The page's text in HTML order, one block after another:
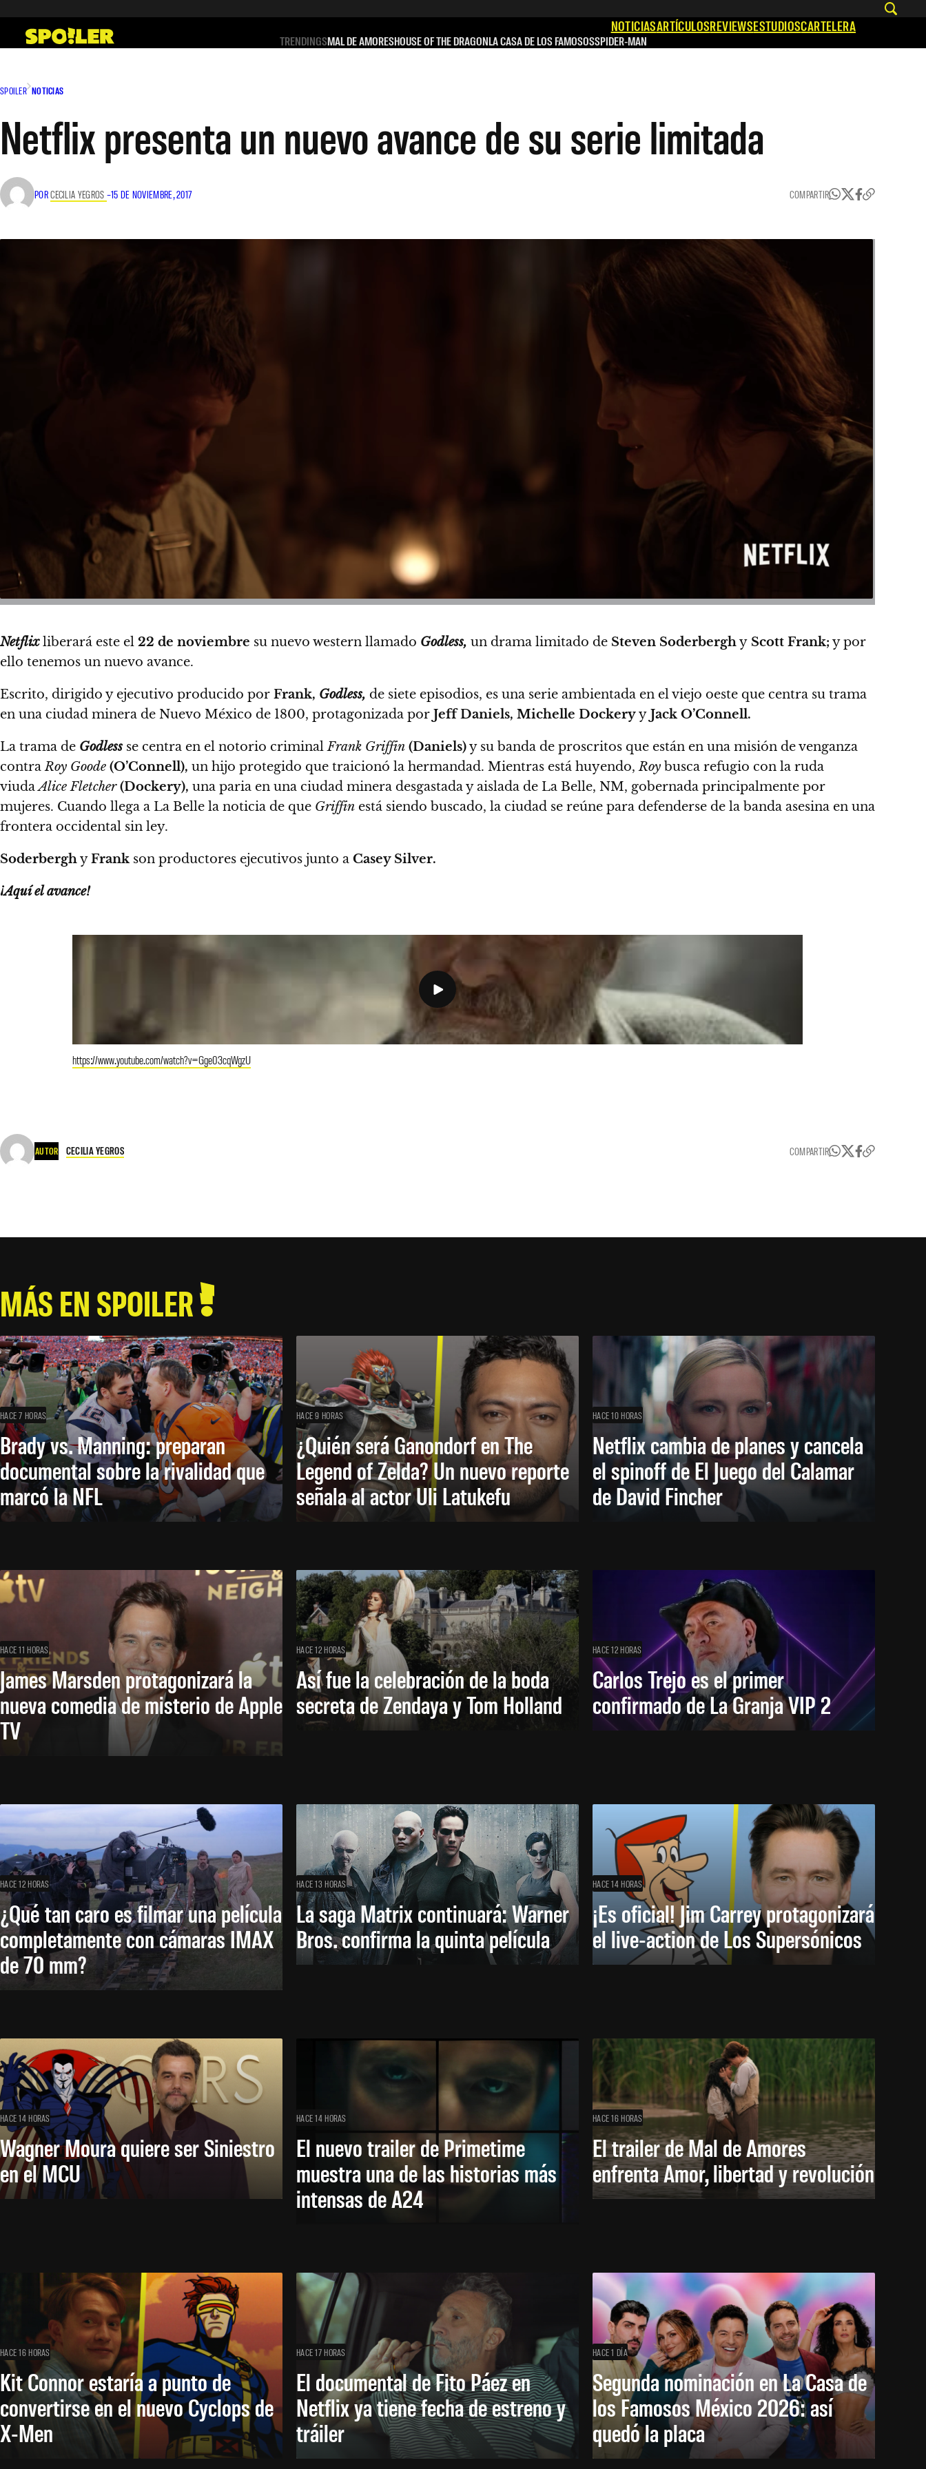
contenido
NOTICIASARTÍCULOSREVIEWSESTUDIOSCARTELERA
TRENDINGSMAL DE AMORESHOUSE OF THE DRAGONLA CASA DE LOS FAMOSOSSPIDER-MAN
SPOILER NOTICIAS
Netflix presenta un nuevo avance de su serie limitada
PORCECILIA YEGROS –15 DE NOVIEMBRE, 2017 COMPARTIR
Netflixliberará este el 22 de noviembre su nuevo western llamado Godless, un drama limitado de Steven Soderberghy Scott Frank; y por
ello tenemos un nuevo avance.
Escrito, dirigido y ejecutivo producido por Frank, Godless, de siete episodios, es una serie ambientada en el viejo oeste que centra su trama
en una ciudad minera de Nuevo México de 1800, protagonizada por Jeff Daniels, Michelle Dockeryy Jack O’Connell.
La trama de Godless se centra en el notorio criminalFrank Griffin (Daniels)y su banda de proscritos que están en una misión de venganza
contraRoy Goode (O’Connell), un hijo protegido que traicionó la hermandad. Mientras está huyendo,Roy busca refugio con la ruda
viudaAlice Fletcher (Dockery), una paria en una ciudad minera desgastada y aislada de La Belle, NM, gobernada principalmente por
mujeres. Cuando llega a La Belle la noticia de que Griffin está siendo buscado, la ciudad se reúne para defenderse de la banda asesina en una
frontera occidental sin ley.
SoderberghyFrank son productores ejecutivos junto a Casey Silver.
¡Aquí el avance!
https://www.youtube.com/watch?v=Gge03cqWgzU
AUTOR CECILIA YEGROS COMPARTIR
MÁS EN SPOILER
HACE 7 HORAS
Brady vs. Manning: preparan
documental sobre la rivalidad que
marcó la NFL
HACE 9 HORAS
¿Quién será Ganondorf en The
Legend of Zelda? Un nuevo reporte
señala al actor Uli Latukefu
HACE 10 HORAS
Netflix cambia de planes y cancela
el spinoff de El Juego del Calamar
de David Fincher
HACE 11 HORAS
James Marsden protagonizará la
nueva comedia de misterio de Apple
TV
HACE 12 HORAS
Así fue la celebración de la boda
secreta de Zendaya y Tom Holland
HACE 12 HORAS
Carlos Trejo es el primer
confirmado de La Granja VIP 2
HACE 12 HORAS
¿Qué tan caro es filmar una película
completamente con cámaras IMAX
de 70 mm?
HACE 13 HORAS
La saga Matrix continuará: Warner
Bros. confirma la quinta película
HACE 14 HORAS
¡Es oficial! Jim Carrey protagonizará
el live-action de Los Supersónicos
HACE 14 HORAS
Wagner Moura quiere ser Siniestro
en el MCU
HACE 14 HORAS
El nuevo trailer de Primetime
muestra una de las historias más
intensas de A24
HACE 16 HORAS
El trailer de Mal de Amores
enfrenta Amor, libertad y revolución
HACE 16 HORAS
Kit Connor estaría a punto de
convertirse en el nuevo Cyclops de
X-Men
HACE 17 HORAS
El documental de Fito Páez en
Netflix ya tiene fecha de estreno y
tráiler
HACE 1 DÍA
Segunda nominación en La Casa de
los Famosos México 2026: así
quedó la placa